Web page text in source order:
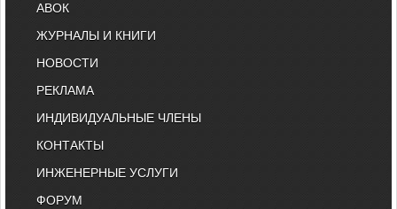
АВОК
ЖУРНАЛЫ И КНИГИ
НОВОСТИ
РЕКЛАМА
ИНДИВИДУАЛЬНЫЕ ЧЛЕНЫ
КОНТАКТЫ
ИНЖЕНЕРНЫЕ УСЛУГИ
ФОРУМ